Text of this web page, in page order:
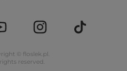
© floslek.pl.
reserved.